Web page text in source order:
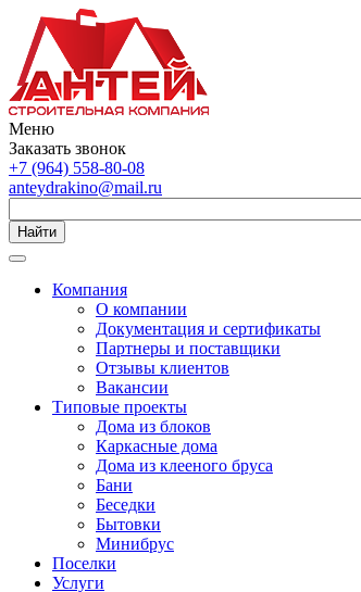
Меню
Заказать звонок
+7 (964) 558-80-08
anteydrakino@mail.ru
Найти
Компания
О компании
Документация и сертификаты
Партнеры и поставщики
Отзывы клиентов
Вакансии
Типовые проекты
Дома из блоков
Каркасные дома
Дома из клееного бруса
Бани
Беседки
Бытовки
Минибрус
Поселки
Услуги